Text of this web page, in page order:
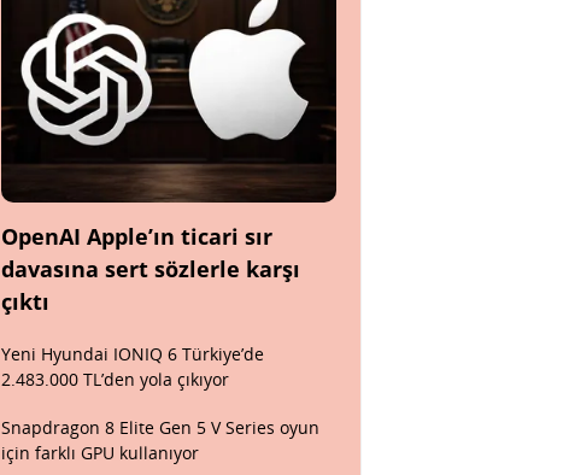
OpenAI Apple’ın ticari sır
davasına sert sözlerle karşı
çıktı
Yeni Hyundai IONIQ 6 Türkiye’de
2.483.000 TL’den yola çıkıyor
Snapdragon 8 Elite Gen 5 V Series oyun
için farklı GPU kullanıyor